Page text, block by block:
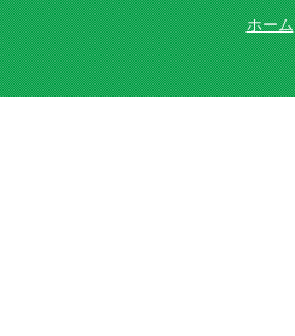
ホーム